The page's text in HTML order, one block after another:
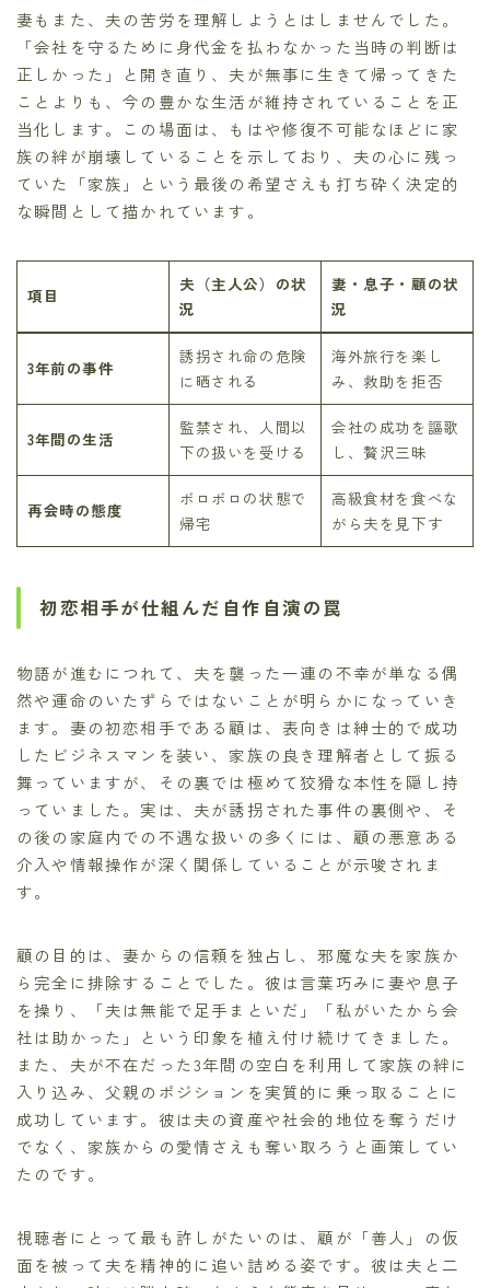
妻もまた、夫の苦労を理解しようとはしませんでした。
「会社を守るために身代金を払わなかった当時の判断は
正しかった」と開き直り、夫が無事に生きて帰ってきた
ことよりも、今の豊かな生活が維持されていることを正
当化します。この場面は、もはや修復不可能なほどに家
族の絆が崩壊していることを示しており、夫の心に残っ
ていた「家族」という最後の希望さえも打ち砕く決定的
な瞬間として描かれています。
項目
夫（主人公）の状
況
妻・息子・顧の状
況
3年前の事件
誘拐され命の危険
に晒される
海外旅行を楽し
み、救助を拒否
3年間の生活
監禁され、人間以
下の扱いを受ける
会社の成功を謳歌
し、贅沢三昧
再会時の態度
ボロボロの状態で
帰宅
高級食材を食べな
がら夫を見下す
初恋相手が仕組んだ自作自演の罠
物語が進むにつれて、夫を襲った一連の不幸が単なる偶
然や運命のいたずらではないことが明らかになっていき
ます。妻の初恋相手である顧は、表向きは紳士的で成功
したビジネスマンを装い、家族の良き理解者として振る
舞っていますが、その裏では極めて狡猾な本性を隠し持
っていました。実は、夫が誘拐された事件の裏側や、そ
の後の家庭内での不遇な扱いの多くには、顧の悪意ある
介入や情報操作が深く関係していることが示唆されま
す。
顧の目的は、妻からの信頼を独占し、邪魔な夫を家族か
ら完全に排除することでした。彼は言葉巧みに妻や息子
を操り、「夫は無能で足手まといだ」「私がいたから会
社は助かった」という印象を植え付け続けてきました。
また、夫が不在だった3年間の空白を利用して家族の絆に
入り込み、父親のポジションを実質的に乗っ取ることに
成功しています。彼は夫の資産や社会的地位を奪うだけ
でなく、家族からの愛情さえも奪い取ろうと画策してい
たのです。
視聴者にとって最も許しがたいのは、顧が「善人」の仮
面を被って夫を精神的に追い詰める姿です。彼は夫と二